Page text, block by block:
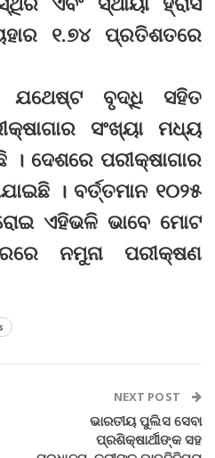
୧.୭୪ ପ୍ରତିଶତରେ
ଯଥେଷ୍ଟ ବୃଦ୍ଧି ସହିତ
ସଂଖ୍ୟା ମଧ୍ୟ
। ଦେଶରେ ପରୀକ୍ଷାଗାର
। ବର୍ତ୍ତମାନ ୧୦୨୫
ଏହିଭଳି ଭାବେ ମୋଟ
ନମୁନା ପରୀକ୍ଷଣ
NEXT POST
ଭାରତୀୟ ପୁଲିସ ସେବା
ପ୍ରଶିକ୍ଷାର୍ଥୀଙ୍କ ସହ